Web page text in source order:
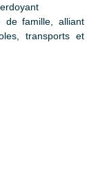
de famille, alliant
transports et